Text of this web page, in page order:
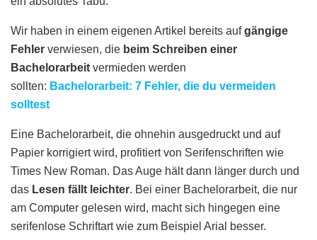
Wir haben in einem eigenen Artikel bereits aufgängige
Fehler verwiesen, die beim Schreiben einer
Bachelorarbeit vermieden werden
sollten: Bachelorarbeit: 7 Fehler, die du vermeiden
solltest
Eine Bachelorarbeit, die ohnehin ausgedruckt und auf
Papier korrigiert wird, profitiert von Serifenschriften wie
Times New Roman. Das Auge hält dann länger durch und
das Lesen fällt leichter. Bei einer Bachelorarbeit, die nur
am Computer gelesen wird, macht sich hingegen eine
serifenlose Schriftart wie zum Beispiel Arial besser.